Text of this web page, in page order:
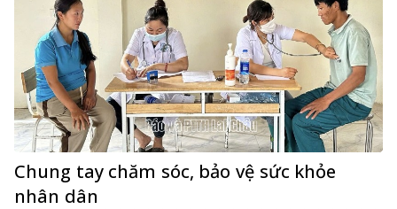
Chung tay chăm sóc, bảo vệ sức khỏe
nhân dân